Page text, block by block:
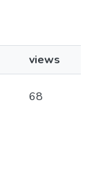
views
68